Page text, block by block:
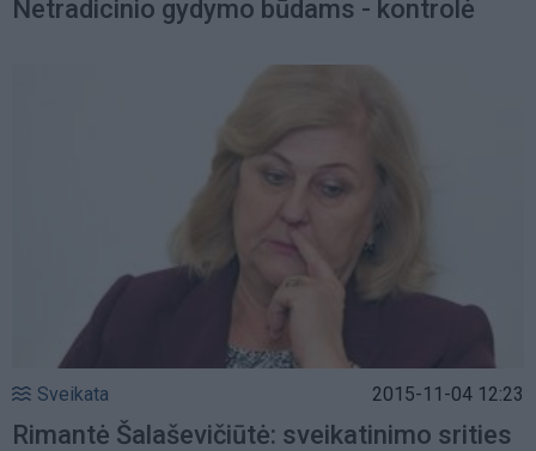
Netradicinio gydymo būdams - kontrolė
Sveikata 2015-11-04 12:23
Rimantė Šalaševičiūtė: sveikatinimo srities